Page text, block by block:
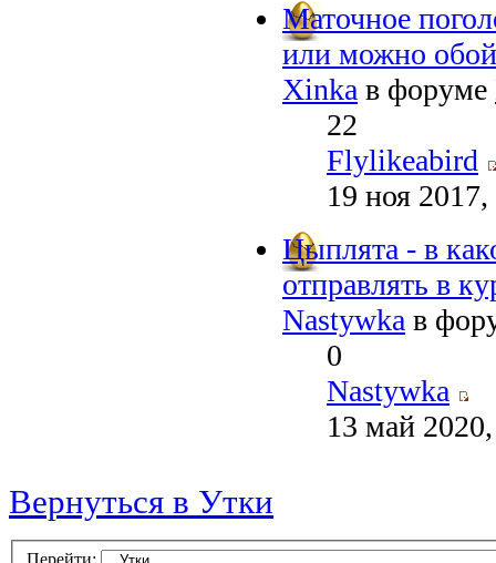
Маточное
или можно
Xinka в форуме
22
Flylikeabird
19 ноя
Цыплята - в
отправлять в
Nastywka в
0
Nastywka
13 май
Вернуться в Утки
Перейти: